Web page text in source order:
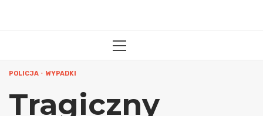
MENU
POLICJA WYPADKI
Tragiczny